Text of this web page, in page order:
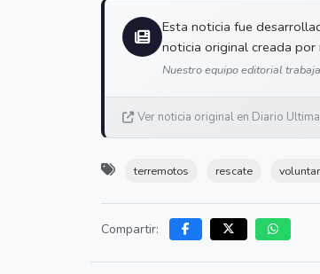
Esta noticia fue
noticia original creada
Nuestro equipo editorial
Ver noticia original en Diario
terremotos rescate
Compartir: